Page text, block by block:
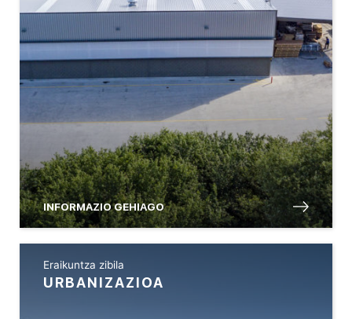
INFORMAZIO GEHIAGO
Eraikuntza zibila
URBANIZAZIOA